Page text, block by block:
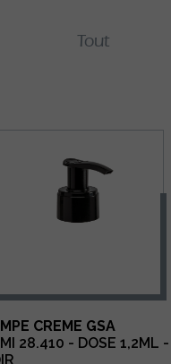
CREME GSA
28.410 - DOSE 1,2ML -